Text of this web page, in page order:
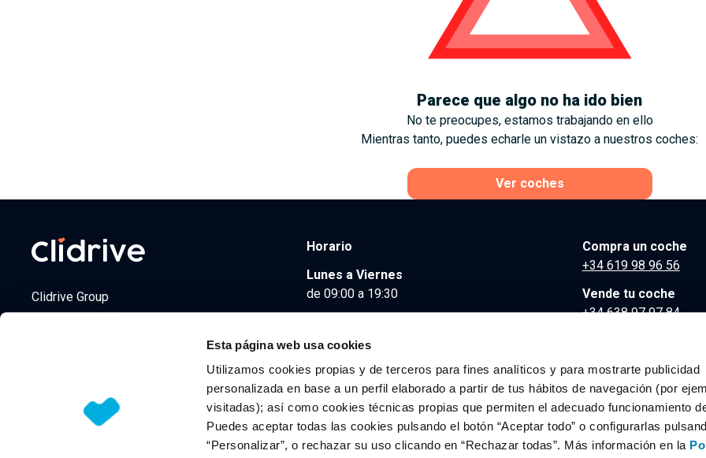
Esta página web usa cookies
Utilizamos cookies propias y de terceros para fines analíticos y para mostrarte publicidad
personalizada en base a un perfil elaborado a partir de tus hábitos de navegación (por
visitadas); así como cookies técnicas propias que permiten el adecuado funcionamiento
Puedes aceptar todas las cookies pulsando el botón “Aceptar todo” o configurarlas
“Personalizar”, o rechazar su uso clicando en “Rechazar todas”. Más información en la
Parece que algo no ha ido bien
No te preocupes, estamos trabajando en ello
Mientras tanto, puedes echarle un vistazo a nuestros coches:
Ver coches
Clidrive Group
Horario
Lunes a Viernes
de 09:00 a 19:30
Compra un coche
+34 619 98 96 56
Vende tu coche
+34 638 97 97 84
© 2026 CLIDRIVE CAPITAL, SOCIEDAD LIMITADA. Todos los derechos reservados.